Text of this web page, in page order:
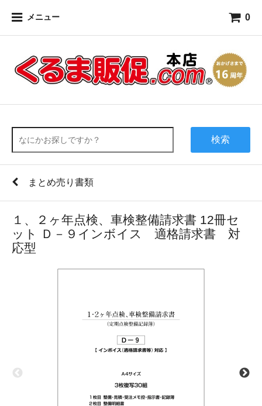
メニュー 0
検索
まとめ売り書類
１、２ヶ年点検、車検整備請求書 12冊セ
ット Ｄ－９インボイス 適格請求書 対
応型